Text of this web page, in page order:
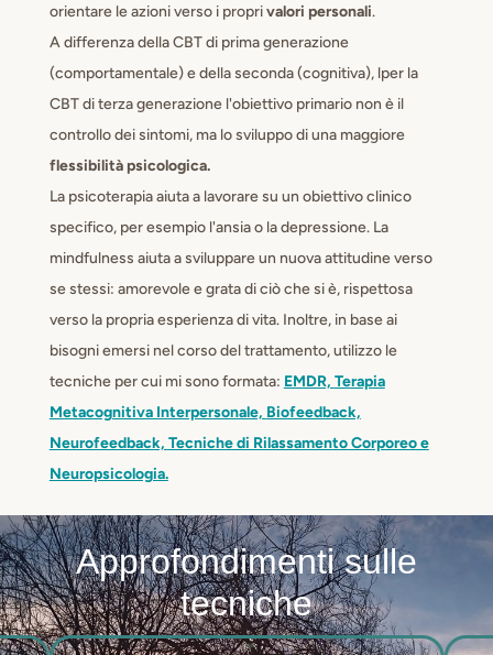
orientare le azioni verso i proprivalori personali.
A differenza della CBT di prima generazione
(comportamentale) e della seconda (cognitiva), lper la
CBT di terza generazione l'obiettivo primario non è il
controllo dei sintomi, ma lo sviluppo di una maggiore
flessibilità psicologica.
La psicoterapia aiuta a lavorare su un obiettivo clinico
specifico, per esempio l'ansia o la depressione. La
mindfulness aiuta a sviluppare un nuova attitudine verso
se stessi: amorevole e grata di ciò che si è, rispettosa
verso la propria esperienza di vita. Inoltre, in base ai
bisogni emersi nel corso del trattamento, utilizzo le
tecniche per cui mi sono formata: EMDR, Terapia
Metacognitiva Interpersonale, Biofeedback,
Neurofeedback, Tecniche di Rilassamento Corporeo e
Neuropsicologia.
Approfondimenti sulle
tecniche